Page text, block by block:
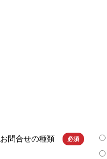
お問合せの種類 必須